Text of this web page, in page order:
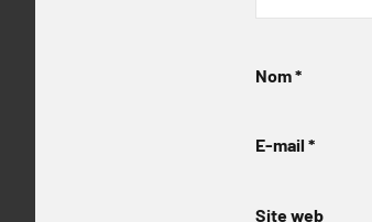
Nom*
E-mail *
Site web